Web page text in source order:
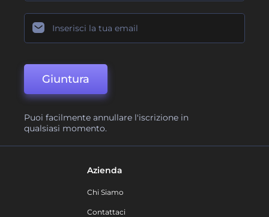
Giuntura
Puoi facilmente annullare l'iscrizione in
qualsiasi momento.
Azienda
Chi Siamo
Contattaci